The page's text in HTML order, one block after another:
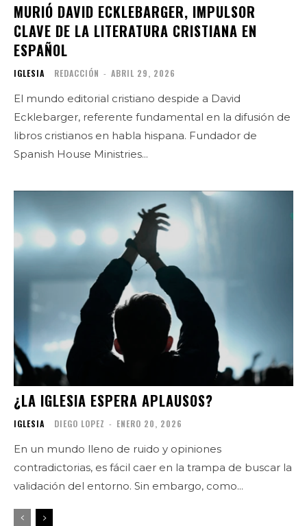
MURIÓ DAVID ECKLEBARGER, IMPULSOR
CLAVE DE LA LITERATURA CRISTIANA EN
ESPAÑOL
IGLESIA REDACCIÓN - ABRIL 29, 2026
El mundo editorial cristiano despide a David
Ecklebarger, referente fundamental en la difusión de
libros cristianos en habla hispana. Fundador de
Spanish House Ministries...
¿LA IGLESIA ESPERA APLAUSOS?
IGLESIA DIEGO LOPEZ - ENERO 20, 2026
En un mundo lleno de ruido y opiniones
contradictorias, es fácil caer en la trampa de buscar la
validación del entorno. Sin embargo, como...